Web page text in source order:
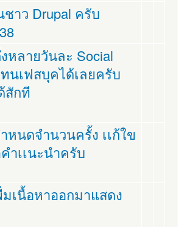
าว Drupal ครับ
หลายวันละ Social
ทนเฟสบุคได้เลยครับ
สักที
หนดจำนวนครั้ง เเก้ใข
ำเเนะนำครับ
เนื้อหาออกมาแสดง